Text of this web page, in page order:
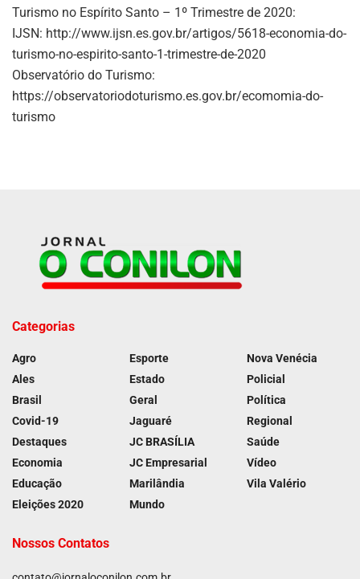
Turismo no Espírito Santo – 1º Trimestre de 2020:
IJSN: http://www.ijsn.es.gov.br/artigos/5618-economia-do-
turismo-no-espirito-santo-1-trimestre-de-2020
Observatório do Turismo:
https://observatoriodoturismo.es.gov.br/ecomomia-do-
turismo
Categorias
Agro
Ales
Brasil
Covid-19
Destaques
Economia
Educação
Eleições 2020
Esporte
Estado
Geral
Jaguaré
JC BRASÍLIA
JC Empresarial
Marilândia
Mundo
Nova Venécia
Policial
Política
Regional
Saúde
Vídeo
Vila Valério
Nossos Contatos